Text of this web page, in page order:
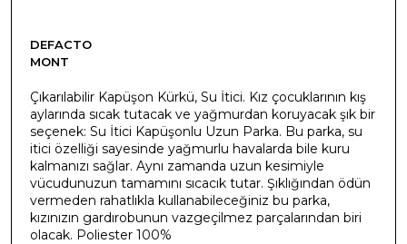
DEFACTO
MONT
Çıkarılabilir Kapüşon Kürkü, Su İtici. Kız çocuklarının kış
aylarında sıcak tutacak ve yağmurdan koruyacak şık bir
seçenek: Su İtici Kapüşonlu Uzun Parka. Bu parka, su
itici özelliği sayesinde yağmurlu havalarda bile kuru
kalmanızı sağlar. Aynı zamanda uzun kesimiyle
vücudunuzun tamamını sıcacık tutar. Şıklığından ödün
vermeden rahatlıkla kullanabileceğiniz bu parka,
kızınızın gardırobunun vazgeçilmez parçalarından biri
olacak. Poliester 100%